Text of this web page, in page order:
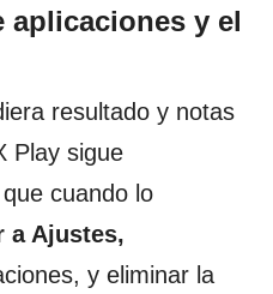
aplicaciones y el
resultado y notas
Play sigue
cuando lo
a Ajustes,
y eliminar la